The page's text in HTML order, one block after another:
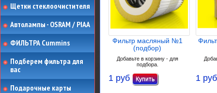
Щетки стеклоочистителя
Автолампы - OSRAM / PIAA
ФИЛЬТРА Cummins
Подберем фильтра для
вас
Подарочные карты
Фильтр масляный №1
(подбор)
Добавьте в корзину - для
подбора.
1 руб 1 руб